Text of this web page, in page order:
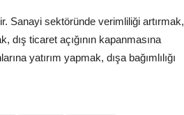
Sanayi sektöründe verimliliği artırmak,
ticaret açığının kapanmasına
yatırım yapmak, dışa bağımlılığı